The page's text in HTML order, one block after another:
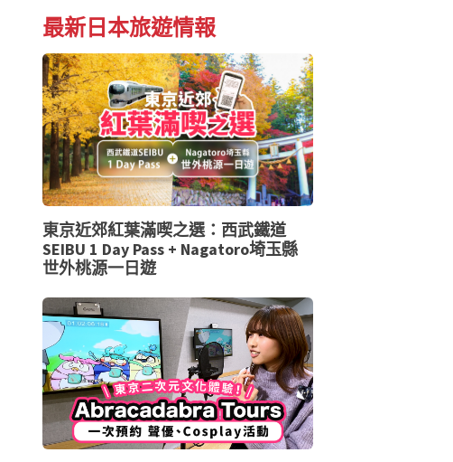
最新日本旅遊情報
東京近郊紅葉滿喫之選：西武鐵道
SEIBU 1 Day Pass + Nagatoro埼玉縣
世外桃源一日遊